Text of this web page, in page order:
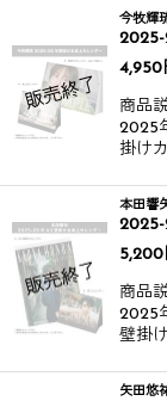
今牧輝
2025-
4,950
商品
2025
掛け
本田響
2025-
5,200
商品
2025
壁掛
矢田悠